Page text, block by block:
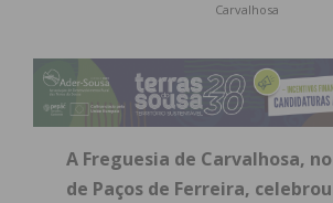
Carvalhosa
A Freguesia de Carvalhosa,
de Paços de Ferreira, celebrou